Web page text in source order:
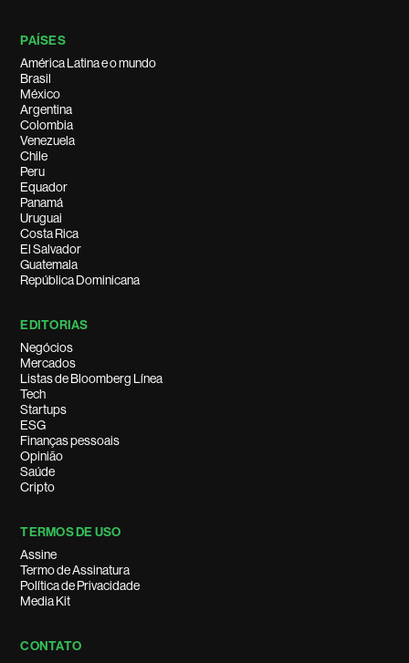
PAÍSES
América Latina e o mundo
Brasil
México
Argentina
Colombia
Venezuela
Chile
Peru
Equador
Panamá
Uruguai
Costa Rica
El Salvador
Guatemala
República Dominicana
EDITORIAS
Negócios
Mercados
Listas de Bloomberg Línea
Tech
Startups
ESG
Finanças pessoais
Opinião
Saúde
Cripto
TERMOS DE USO
Assine
Termo de Assinatura
Política de Privacidade
Media Kit
CONTATO